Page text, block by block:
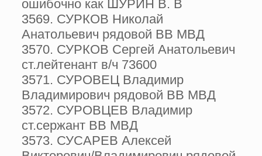
ошибочно как ШУРИН В. В
3569. СУРКОВ Николай
Анатольевич рядовой ВВ МВД
3570. СУРКОВ Сергей Анатольевич
ст.лейтенант в/ч 73600
3571. СУРОВЕЦ Владимир
Владимирович рядовой ВВ МВД
3572. СУРОВЦЕВ Владимир
ст.сержант ВВ МВД
3573. СУСАРЕВ Алексей